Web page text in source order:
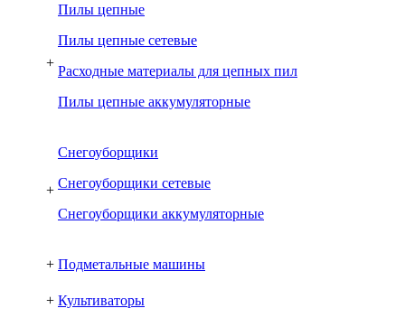
+
Пилы цепные
Пилы цепные сетевые
Расходные материалы для цепных пил
Пилы цепные аккумуляторные
+
Снегоуборщики
Снегоуборщики сетевые
Снегоуборщики аккумуляторные
+ Подметальные машины
+ Культиваторы